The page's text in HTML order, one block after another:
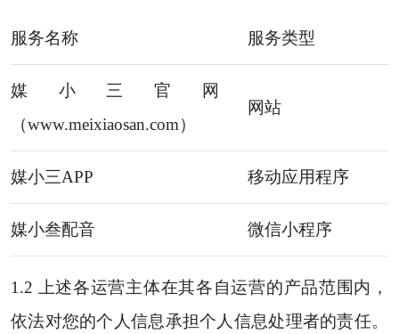
服务名称 服务类型
媒小三官网
（www.meixiaosan.com）
网站
媒小三APP 移动应用程序
媒小叁配音 微信小程序
1.2 上述各运营主体在其各自运营的产品范围内，
依法对您的个人信息承担个人信息处理者的责任。